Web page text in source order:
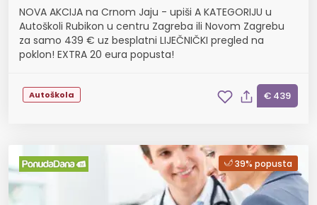
NOVA AKCIJA na Crnom Jaju - upiši A KATEGORIJU u
Autoškoli Rubikon u centru Zagreba ili Novom Zagrebu
za samo 439 € uz besplatni LIJEČNIČKI pregled na
poklon! EXTRA 20 eura popusta!
Autoškola € 439
39% popusta